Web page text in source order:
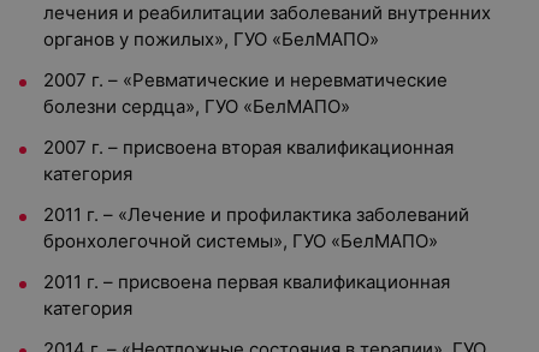
лечения и реабилитации заболеваний внутренних
органов у пожилых», ГУО «БелМАПО»
2007 г. – «Ревматические и неревматические
болезни сердца», ГУО «БелМАПО»
2007 г. – присвоена вторая квалификационная
категория
2011 г. – «Лечение и профилактика заболеваний
бронхолегочной системы», ГУО «БелМАПО»
2011 г. – присвоена первая квалификационная
категория